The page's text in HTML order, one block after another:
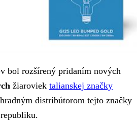
bol rozšírený pridaním nových
žiaroviek talianskej značky
distribútorom tejto značky